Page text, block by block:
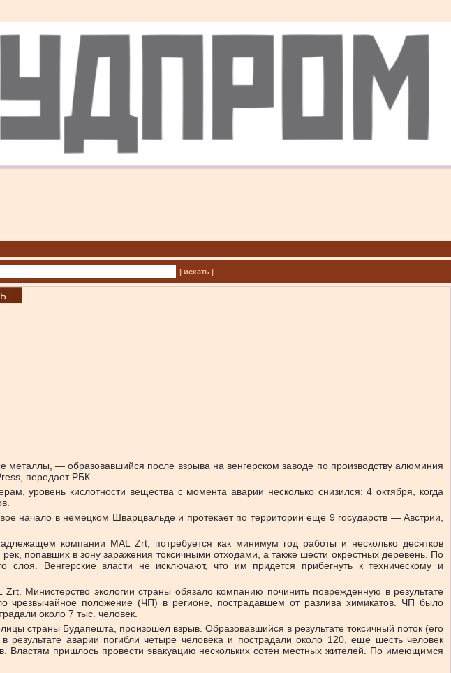
| искать |
— образовавшийся после взрыва на венгерском заводе по производству алюминия
передает РБК.
уровень кислотности вещества с момента аварии несколько снизился: 4 октября, когда
начало в немецком Шварцвальде и протекает по территории еще 9 государств — Австрии,
компании MAL Zrt, потребуется как минимум год работы и несколько десятков
попавших в зону заражения токсичными отходами, а также шести окрестных деревень. По
слоя. Венгерские власти не исключают, что им придется прибегнуть к техническому и
Министерство экологии страны обязало компанию починить поврежденную в результате
чрезвычайное положение (ЧП) в регионе, пострадавшем от разлива химикатов. ЧП было
около 7 тыс. человек.
страны Будапешта, произошел взрыв. Образовавшийся в результате токсичный поток (его
аварии погибли четыре человека и пострадали около 120, еще шесть человек
пришлось провести эвакуацию нескольких сотен местных жителей. По имеющимся